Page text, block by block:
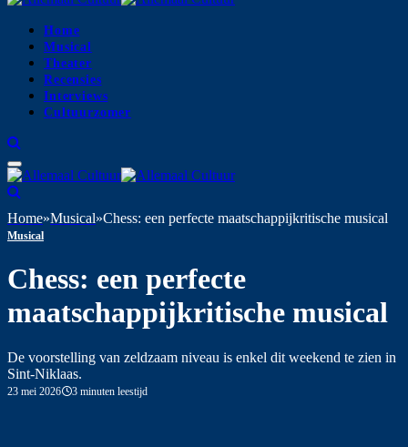
Home
Musical
Theater
Recensies
Interviews
Cultuurzomer
Home»Musical»Chess: een perfecte maatschappijkritische musical
Musical
Chess: een perfecte
maatschappijkritische musical
De voorstelling van zeldzaam niveau is enkel dit weekend te zien in
Sint-Niklaas.
23 mei 2026 3 minuten leestijd